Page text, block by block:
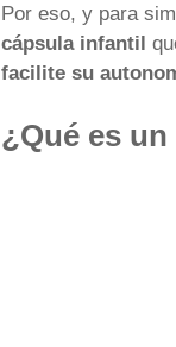
Por eso, y para
cápsula infantil
facilite su
¿Qué es